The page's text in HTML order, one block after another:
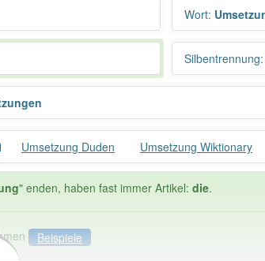
Wort:
Silbentrennung:
Umsetzung Duden Umsetzung Wiktionary
" enden, haben fast immer Artikel: die.
Beispiele